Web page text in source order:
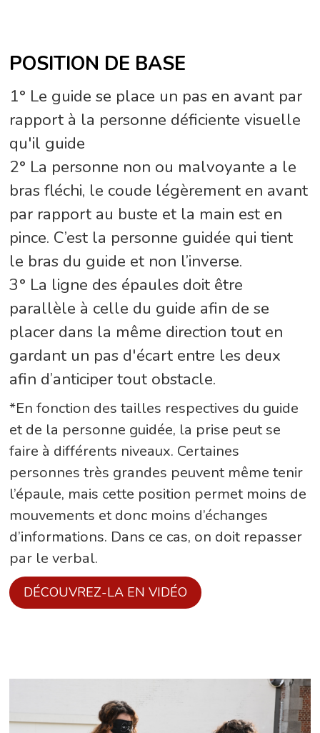
POSITION DE BASE
1° Le guide se place un pas en avant par
rapport à la personne déficiente visuelle
qu'il guide
2° La personne non ou malvoyante a le
bras fléchi, le coude légèrement en avant
par rapport au buste et la main est en
pince. C’est la personne guidée qui tient
le bras du guide et non l’inverse.
3° La ligne des épaules doit être
parallèle à celle du guide afin de se
placer dans la même direction tout en
gardant un pas d'écart entre les deux
afin d’anticiper tout obstacle.
*En fonction des tailles respectives du guide
et de la personne guidée, la prise peut se
faire à différents niveaux. Certaines
personnes très grandes peuvent même tenir
l’épaule, mais cette position permet moins de
mouvements et donc moins d’échanges
d’informations. Dans ce cas, on doit repasser
par le verbal.
DÉCOUVREZ-LA EN VIDÉO